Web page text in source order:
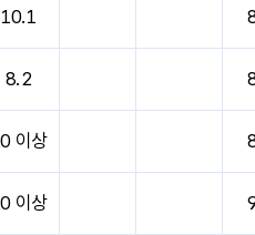
10.1
8.2
이상
이상